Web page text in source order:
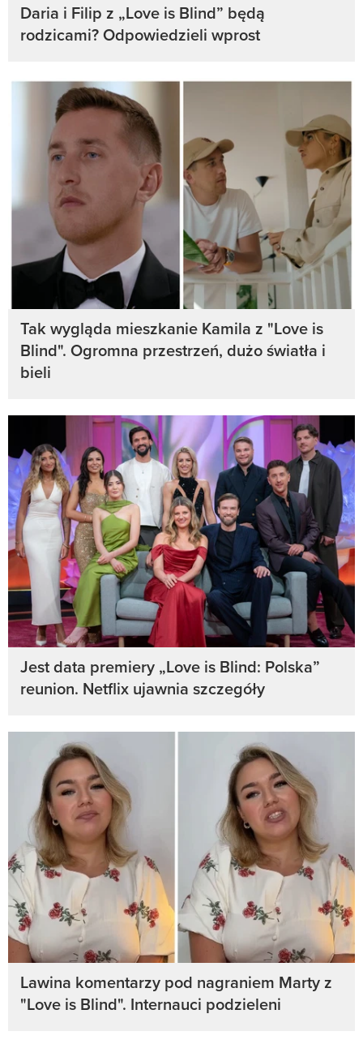
Daria i Filip z „Love is Blind” będą
rodzicami? Odpowiedzieli wprost
Tak wygląda mieszkanie Kamila z "Love is
Blind". Ogromna przestrzeń, dużo światła i
bieli
Jest data premiery „Love is Blind: Polska”
reunion. Netflix ujawnia szczegóły
Lawina komentarzy pod nagraniem Marty z
"Love is Blind". Internauci podzieleni